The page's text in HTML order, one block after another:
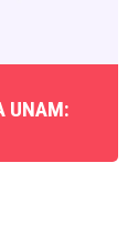
UNAM: